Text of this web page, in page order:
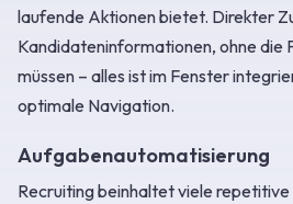
laufende Aktionen bietet. Direkter
Kandidateninformationen, ohne die
müssen – alles ist im Fenster
optimale Navigation.
Aufgabenautomatisierung
Recruiting beinhaltet viele